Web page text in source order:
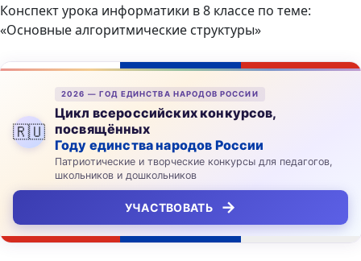
Конспект урока информатики в 8 классе по теме:
«Основные алгоритмические структуры»
🇷🇺
2026 — ГОД ЕДИНСТВА НАРОДОВ РОССИИ
Цикл всероссийских конкурсов,
посвящённых
Году единства народов России
Патриотические и творческие конкурсы для педагогов,
школьников и дошкольников
УЧАСТВОВАТЬ →